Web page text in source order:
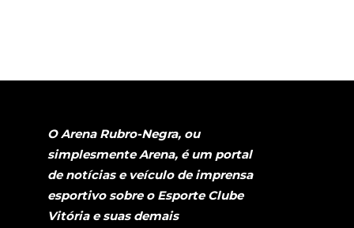
O Arena Rubro-Negra, ou
simplesmente Arena, é um portal
de notícias e veículo de imprensa
esportivo sobre o Esporte Clube
Vitória e suas demais